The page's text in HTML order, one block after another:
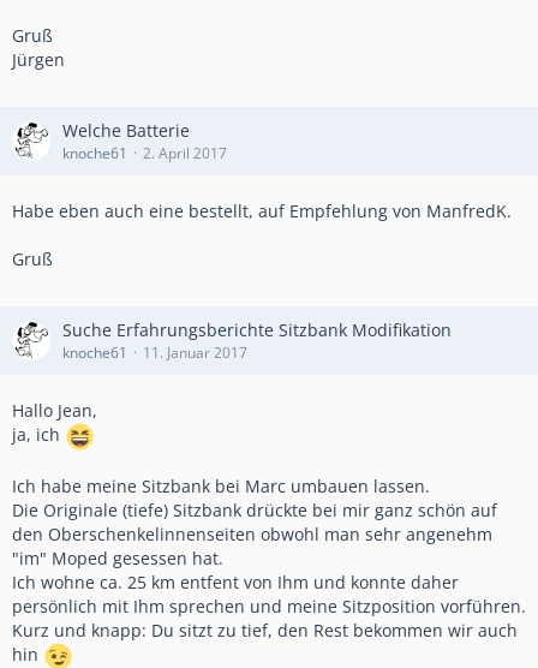
Gruß
Jürgen
Welche Batterie
knoche61 2. April 2017
Habe eben auch eine bestellt, auf Empfehlung von ManfredK.
Gruß
Suche Erfahrungsberichte Sitzbank Modifikation
knoche61 11. Januar 2017
Hallo Jean,
ja, ich
Ich habe meine Sitzbank bei Marc umbauen lassen.
Die Originale (tiefe) Sitzbank drückte bei mir ganz schön auf
den Oberschenkelinnenseiten obwohl man sehr angenehm
"im" Moped gesessen hat.
Ich wohne ca. 25 km entfent von Ihm und konnte daher
persönlich mit Ihm sprechen und meine Sitzposition vorführen.
Kurz und knapp: Du sitzt zu tief, den Rest bekommen wir auch
hin